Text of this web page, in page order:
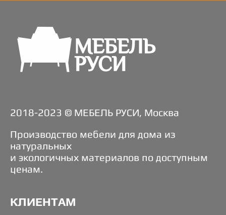
2018-2023 © МЕБЕЛЬ РУСИ, Москва
Производство мебели для дома из
натуральных
и экологичных материалов по доступным
ценам.
КЛИЕНТАМ